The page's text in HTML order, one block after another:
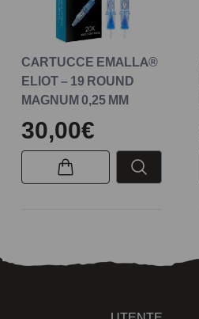
CARTUCCE EMALLA®
ELIOT – 19 ROUND
MAGNUM 0,25 MM
30,00€